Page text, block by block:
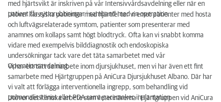
Remittera till oss
med hjärtsvikt är inskriven på vår Intensivvårdsavdelning eller när en
patient får rytmrubbningar i samband med en operation.
Utöver klassiska patienter med hjärtfel tar vi emot patienter med hosta
och luftvägsrelaterade symtom, patienter som presenterar med
anamnes om kollaps samt högt blodtryck. Ofta kan vi snabbt komma
vidare med exempelvis bilddiagnostik och endoskopiska
undersökningar tack vare det täta samarbetet med vår
Operationsavdelning.
Vi har ett tätt samarbete inom djursjukhuset, men vi har även ett fint
samarbete med Hjärtgruppen på AniCura Djursjukhuset Albano. Där har
vi valt att förlägga interventionella ingrepp, som behandling vid
pulmonalisstenos eller PDA samt pacemaker-inplantation.
Utöver det kliniska arbete som veterinärerna i Hjärtgruppen vid AniCura